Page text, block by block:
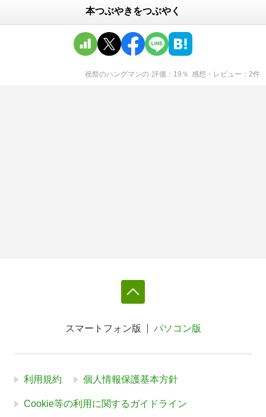
本つぶやきをつぶやく
祝祭のハングマンの 評価 19 ％ 感想・レビュー 2件
スマートフォン版 パソコン版
利用規約 個人情報保護基本方針
Cookie等の利用に関するガイドライン